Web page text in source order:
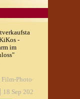
-
im
Film-Photo-Ton Museum
18 Sep 2020